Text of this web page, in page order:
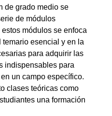
de grado medio se
de módulos
módulos se enfoca
esencial y en la
para adquirir las
indispensables para
un campo específico.
clases teóricas como
una formación